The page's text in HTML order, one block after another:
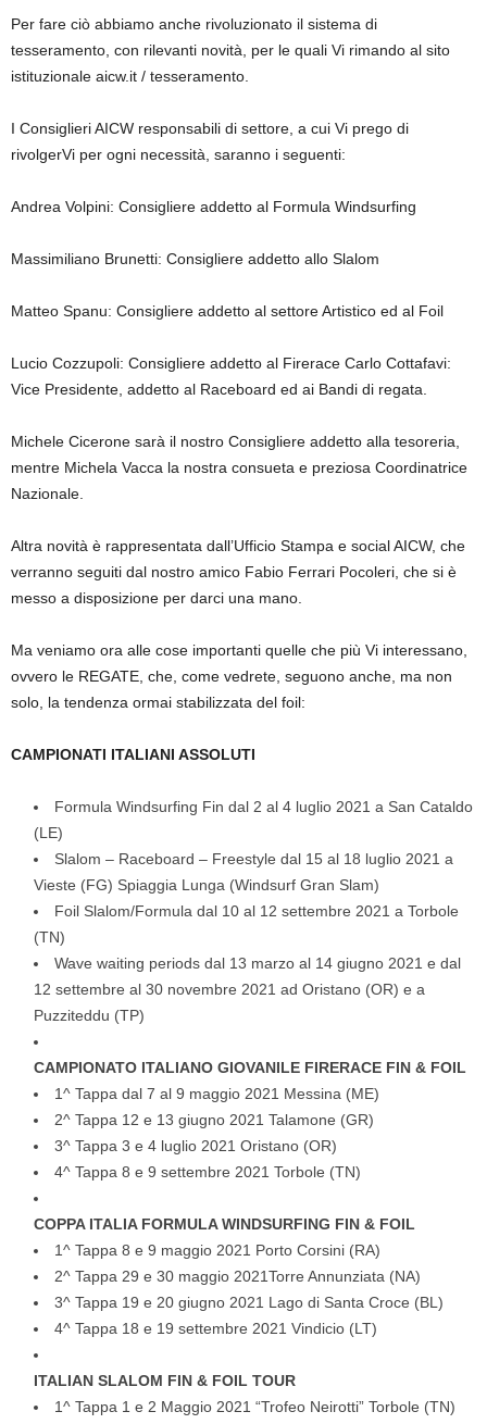
Per fare ciò abbiamo anche rivoluzionato il sistema di
tesseramento, con rilevanti novità, per le quali Vi rimando al sito
istituzionale aicw.it / tesseramento.
I Consiglieri AICW responsabili di settore, a cui Vi prego di
rivolgerVi per ogni necessità, saranno i seguenti:
Andrea Volpini: Consigliere addetto al Formula Windsurfing
Massimiliano Brunetti: Consigliere addetto allo Slalom
Matteo Spanu: Consigliere addetto al settore Artistico ed al Foil
Lucio Cozzupoli: Consigliere addetto al Firerace Carlo Cottafavi:
Vice Presidente, addetto al Raceboard ed ai Bandi di regata.
Michele Cicerone sarà il nostro Consigliere addetto alla tesoreria,
mentre Michela Vacca la nostra consueta e preziosa Coordinatrice
Nazionale.
Altra novità è rappresentata dall’Ufficio Stampa e social AICW, che
verranno seguiti dal nostro amico Fabio Ferrari Pocoleri, che si è
messo a disposizione per darci una mano.
Ma veniamo ora alle cose importanti quelle che più Vi interessano,
ovvero le REGATE, che, come vedrete, seguono anche, ma non
solo, la tendenza ormai stabilizzata del foil:
CAMPIONATI ITALIANI ASSOLUTI
Formula Windsurfing Fin dal 2 al 4 luglio 2021 a San Cataldo
(LE)
Slalom – Raceboard – Freestyle dal 15 al 18 luglio 2021 a
Vieste (FG) Spiaggia Lunga (Windsurf Gran Slam)
Foil Slalom/Formula dal 10 al 12 settembre 2021 a Torbole
(TN)
Wave waiting periods dal 13 marzo al 14 giugno 2021 e dal
12 settembre al 30 novembre 2021 ad Oristano (OR) e a
Puzziteddu (TP)
CAMPIONATO ITALIANO GIOVANILE FIRERACE FIN & FOIL
1^ Tappa dal 7 al 9 maggio 2021 Messina (ME)
2^ Tappa 12 e 13 giugno 2021 Talamone (GR)
3^ Tappa 3 e 4 luglio 2021 Oristano (OR)
4^ Tappa 8 e 9 settembre 2021 Torbole (TN)
COPPA ITALIA FORMULA WINDSURFING FIN & FOIL
1^ Tappa 8 e 9 maggio 2021 Porto Corsini (RA)
2^ Tappa 29 e 30 maggio 2021Torre Annunziata (NA)
3^ Tappa 19 e 20 giugno 2021 Lago di Santa Croce (BL)
4^ Tappa 18 e 19 settembre 2021 Vindicio (LT)
ITALIAN SLALOM FIN & FOIL TOUR
1^ Tappa 1 e 2 Maggio 2021 “Trofeo Neirotti” Torbole (TN)